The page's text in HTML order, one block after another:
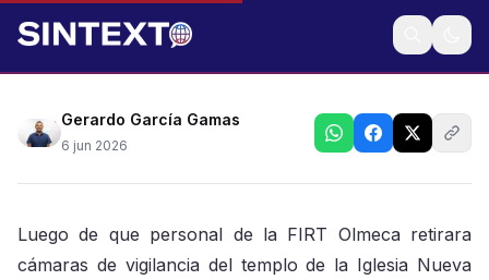
Tras retiro de cámaras por la FIRT Olmeca de sede
religiosa
Gerardo García Gamas
6 jun 2026
Luego de que personal de la FIRT Olmeca retirara
cámaras de vigilancia del templo de la Iglesia Nueva